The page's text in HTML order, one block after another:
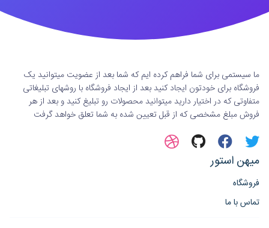
ما سیستمی برای شما فراهم کرده ایم که شما بعد از عضویت میتوانید یک
فروشگاه برای خودتون ایجاد کنید بعد از ایجاد فروشگاه با روشهای تبلیغاتی
متفاوتی که در اختیار دارید میتوانید محصولات رو تبلیغ کنید و بعد از هر
فروش مبلغ مشخصی که از قبل تعیین شده به شما تعلق خواهد گرفت
میهن استور
فروشگاه
تماس با ما